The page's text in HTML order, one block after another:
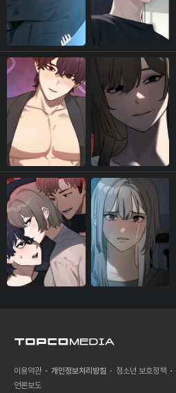
이용약관 개인정보처리방침 청소년 보호정책
언론보도